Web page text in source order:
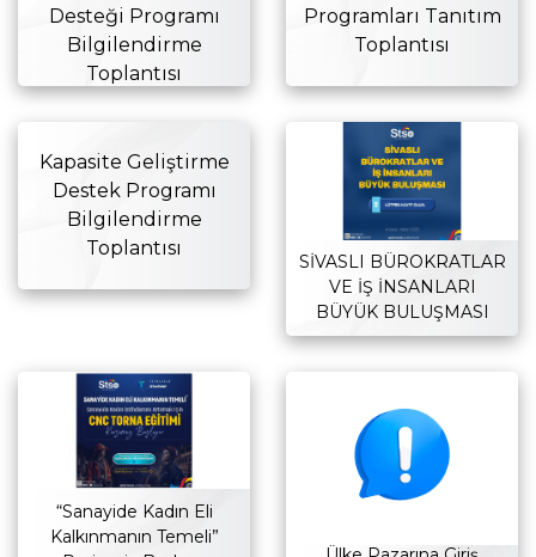
Desteği Programı
Bilgilendirme
Toplantısı
Programları Tanıtım
Toplantısı
Kapasite Geliştirme
Destek Programı
Bilgilendirme
Toplantısı
SİVASLI BÜROKRATLAR
VE İŞ İNSANLARI
BÜYÜK BULUŞMASI
“Sanayide Kadın Eli
Kalkınmanın Temeli”